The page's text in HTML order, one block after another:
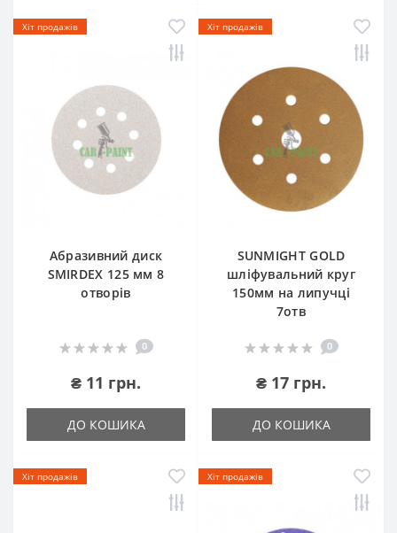
Хіт продажів
Абразивний диск
SMIRDEX 125 мм 8
отворів
0
₴ 11 грн.
ДО КОШИКА
Хіт продажів
SUNMIGHT GOLD
шліфувальний круг
150мм на липучці
7отв
0
₴ 17 грн.
ДО КОШИКА
Хіт продажів Хіт продажів